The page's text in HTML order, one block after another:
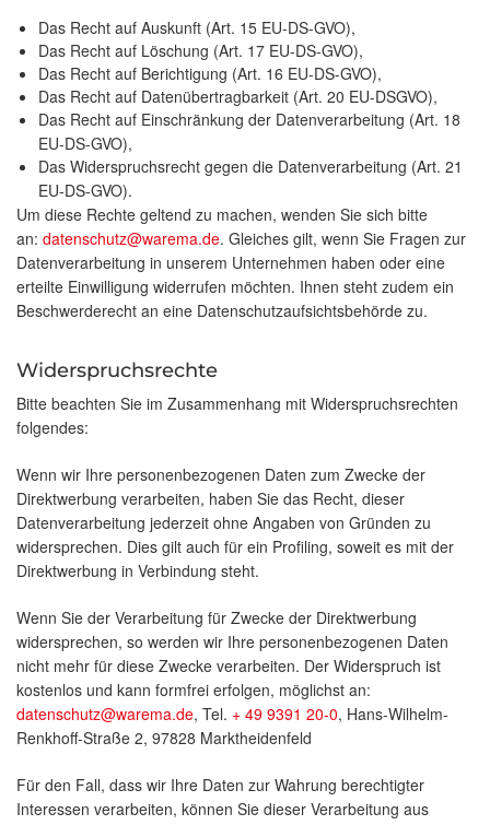
Das Recht auf Auskunft (Art. 15 EU-DS-GVO),
Das Recht auf Löschung (Art. 17 EU-DS-GVO),
Das Recht auf Berichtigung (Art. 16 EU-DS-GVO),
Das Recht auf Datenübertragbarkeit (Art. 20 EU-DSGVO),
Das Recht auf Einschränkung der Datenverarbeitung (Art. 18
EU-DS-GVO),
Das Widerspruchsrecht gegen die Datenverarbeitung (Art. 21
EU-DS-GVO).
Um diese Rechte geltend zu machen, wenden Sie sich bitte
an: datenschutz@warema.de. Gleiches gilt, wenn Sie Fragen zur
Datenverarbeitung in unserem Unternehmen haben oder eine
erteilte Einwilligung widerrufen möchten. Ihnen steht zudem ein
Beschwerderecht an eine Datenschutzaufsichtsbehörde zu.
Widerspruchsrechte
Bitte beachten Sie im Zusammenhang mit Widerspruchsrechten
folgendes:
Wenn wir Ihre personenbezogenen Daten zum Zwecke der
Direktwerbung verarbeiten, haben Sie das Recht, dieser
Datenverarbeitung jederzeit ohne Angaben von Gründen zu
widersprechen. Dies gilt auch für ein Profiling, soweit es mit der
Direktwerbung in Verbindung steht.
Wenn Sie der Verarbeitung für Zwecke der Direktwerbung
widersprechen, so werden wir Ihre personenbezogenen Daten
nicht mehr für diese Zwecke verarbeiten. Der Widerspruch ist
kostenlos und kann formfrei erfolgen, möglichst an:
datenschutz@warema.de, Tel. + 49 9391 20-0, Hans-Wilhelm-
Renkhoff-Straße 2, 97828 Marktheidenfeld
Für den Fall, dass wir Ihre Daten zur Wahrung berechtigter
Interessen verarbeiten, können Sie dieser Verarbeitung aus